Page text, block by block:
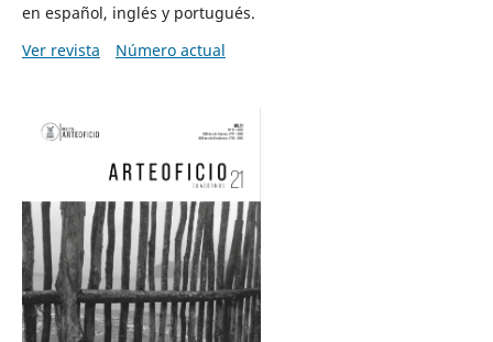
en español, inglés y portugués.
Ver revista
Número actual